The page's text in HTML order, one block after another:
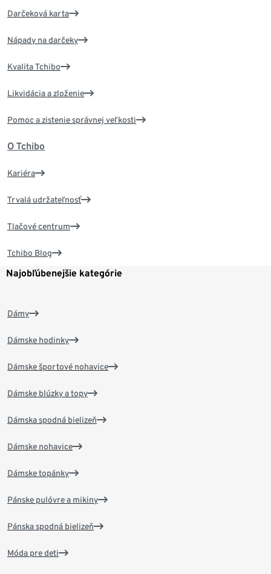
Darčeková karta
Nápady na darčeky
Kvalita Tchibo
Likvidácia a zloženie
Pomoc a zistenie správnej veľkosti
O Tchibo
Kariéra
Trvalá udržateľnosť
Tlačové centrum
Tchibo Blog
Najobľúbenejšie kategórie
Dámy
Dámske hodinky
Dámske športové nohavice
Dámske blúzky a topy
Dámska spodná bielizeň
Dámske nohavice
Dámske topánky
Pánske pulóvre a mikiny
Pánska spodná bielizeň
Móda pre deti